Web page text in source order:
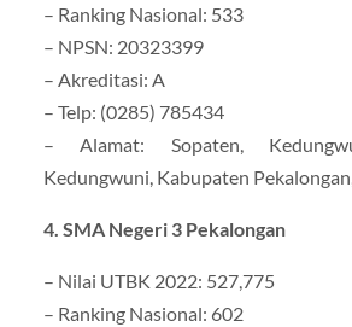
– Ranking Nasional: 533
– NPSN: 20323399
– Akreditasi: A
– Telp: (0285) 785434
– Alamat: Sopaten,
Kedungwuni, Kabupaten
4. SMA Negeri 3 Pekalongan
– Nilai UTBK 2022: 527,775
– Ranking Nasional: 602